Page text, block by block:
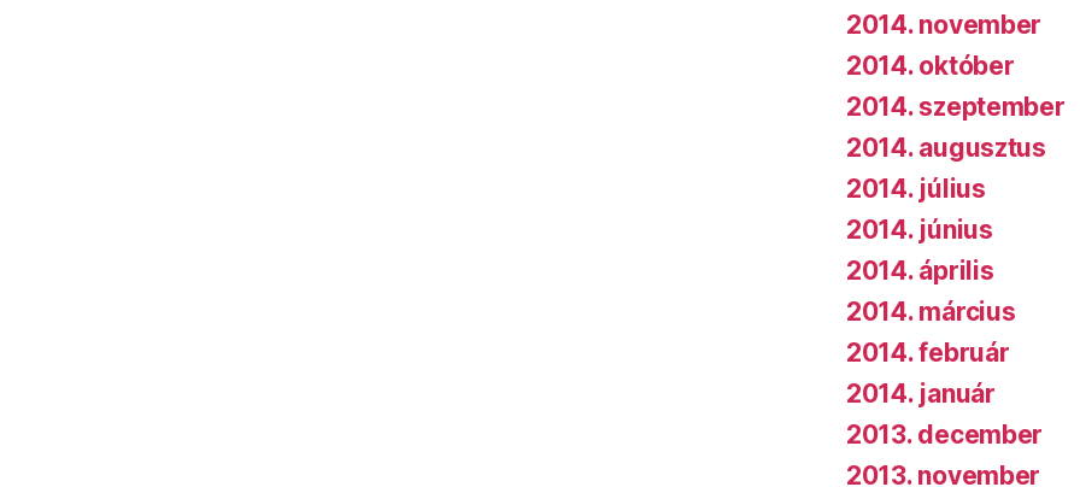
2014. november
2014. október
2014. szeptember
2014. augusztus
2014. július
2014. június
2014. április
2014. március
2014. február
2014. január
2013. december
2013. november